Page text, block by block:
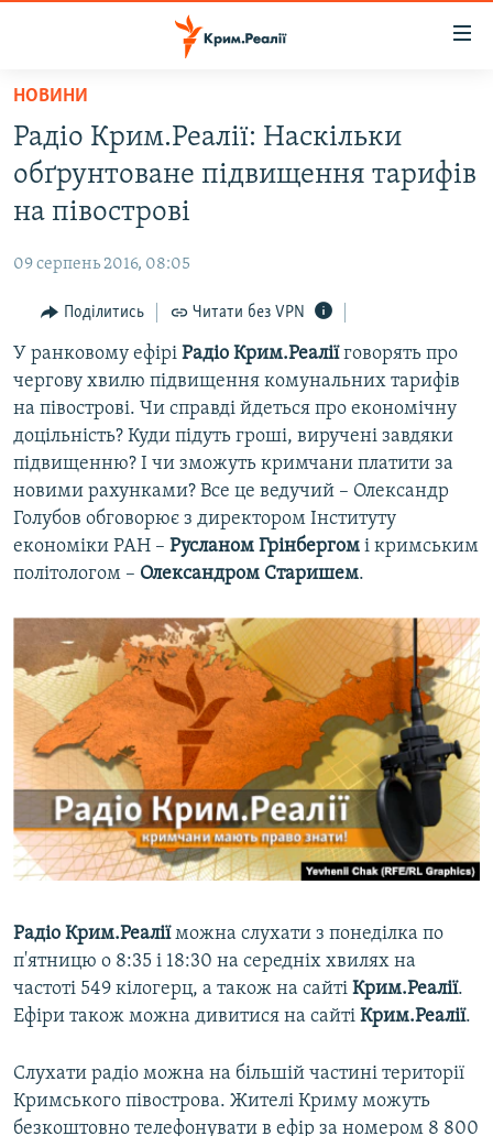
Перейти
основного
матеріалу
Перейти
до
основної
навігації
Перейти
пошуку
ВОДА.КРИМ
ВІДЕО ТА ФОТО
БЛОГИ
ПОГЛЯД
ІНТЕРВ'Ю
ВСЕ ЗА ДЕНЬ
СПЕЦПРОЕКТИ
ДЕПОРТАЦІЯ
ВІДЕОУРОКИ «ELIFBE»
СВІДЧЕННЯ ОКУПАЦІЇ
ІНФОГРАФІКА
ЯК ОБІЙТИ БЛОКУВАННЯ
Русский
Qırımtatar
Усі сайти RFE/RL
НОВИНИ
Радіо Крим.Реалії: Наскільки
обґрунтоване підвищення тарифів
на півострові
09 серпень 2016, 08:05
Поділитись Читати без VPN
У ранковому ефірі Радіо Крим.Реаліїговорять про
чергову хвилю підвищення комунальних тарифів
на півострові. Чи справді йдеться про економічну
доцільність? Куди підуть гроші, виручені завдяки
підвищенню? І чи зможуть кримчани платити за
новими рахунками? Все це ведучий – Олександр
Голубов обговорює з директором Інституту
економіки РАН – Русланом Грінбергом і кримським
політологом – Олександром Старишем.
Радіо Крим.Реаліїможна слухати з понеділка по
п'ятницю о 8:35 і 18:30 на середніх хвилях на
частоті 549 кілогерц, а також на сайті Крим.Реалії.
Ефіри також можна дивитися на сайті Крим.Реалії.
Слухати радіо можна на більшій частині території
Кримського півострова. Жителі Криму можуть
безкоштовно телефонувати в ефір за номером 8 800